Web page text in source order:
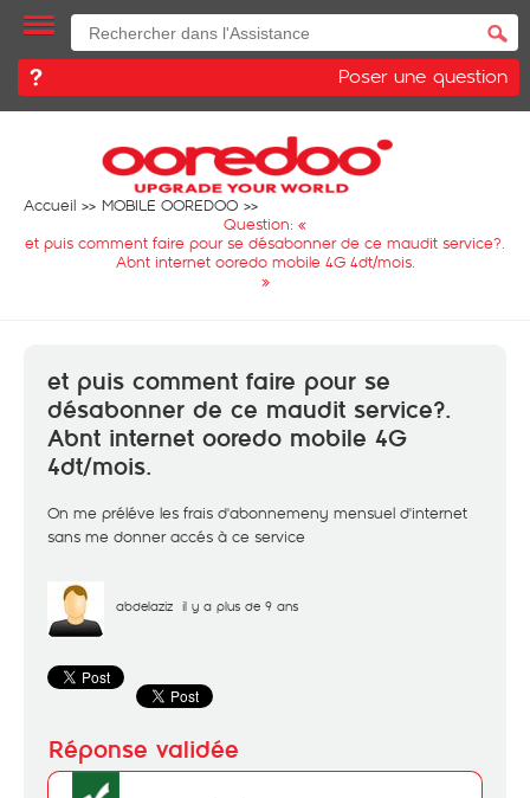
Poser une question
Accueil
MOBILE OOREDOO
Question: «
et puis comment faire pour se désabonner de ce maudit service?.
Abnt internet ooredo mobile 4G 4dt/mois.
»
et puis comment faire pour se
désabonner de ce maudit service?.
Abnt internet ooredo mobile 4G
4dt/mois.
On me préléve les frais d'abonnemeny mensuel d'internet
sans me donner accés à ce service
abdelaziz il y a plus de 9 ans